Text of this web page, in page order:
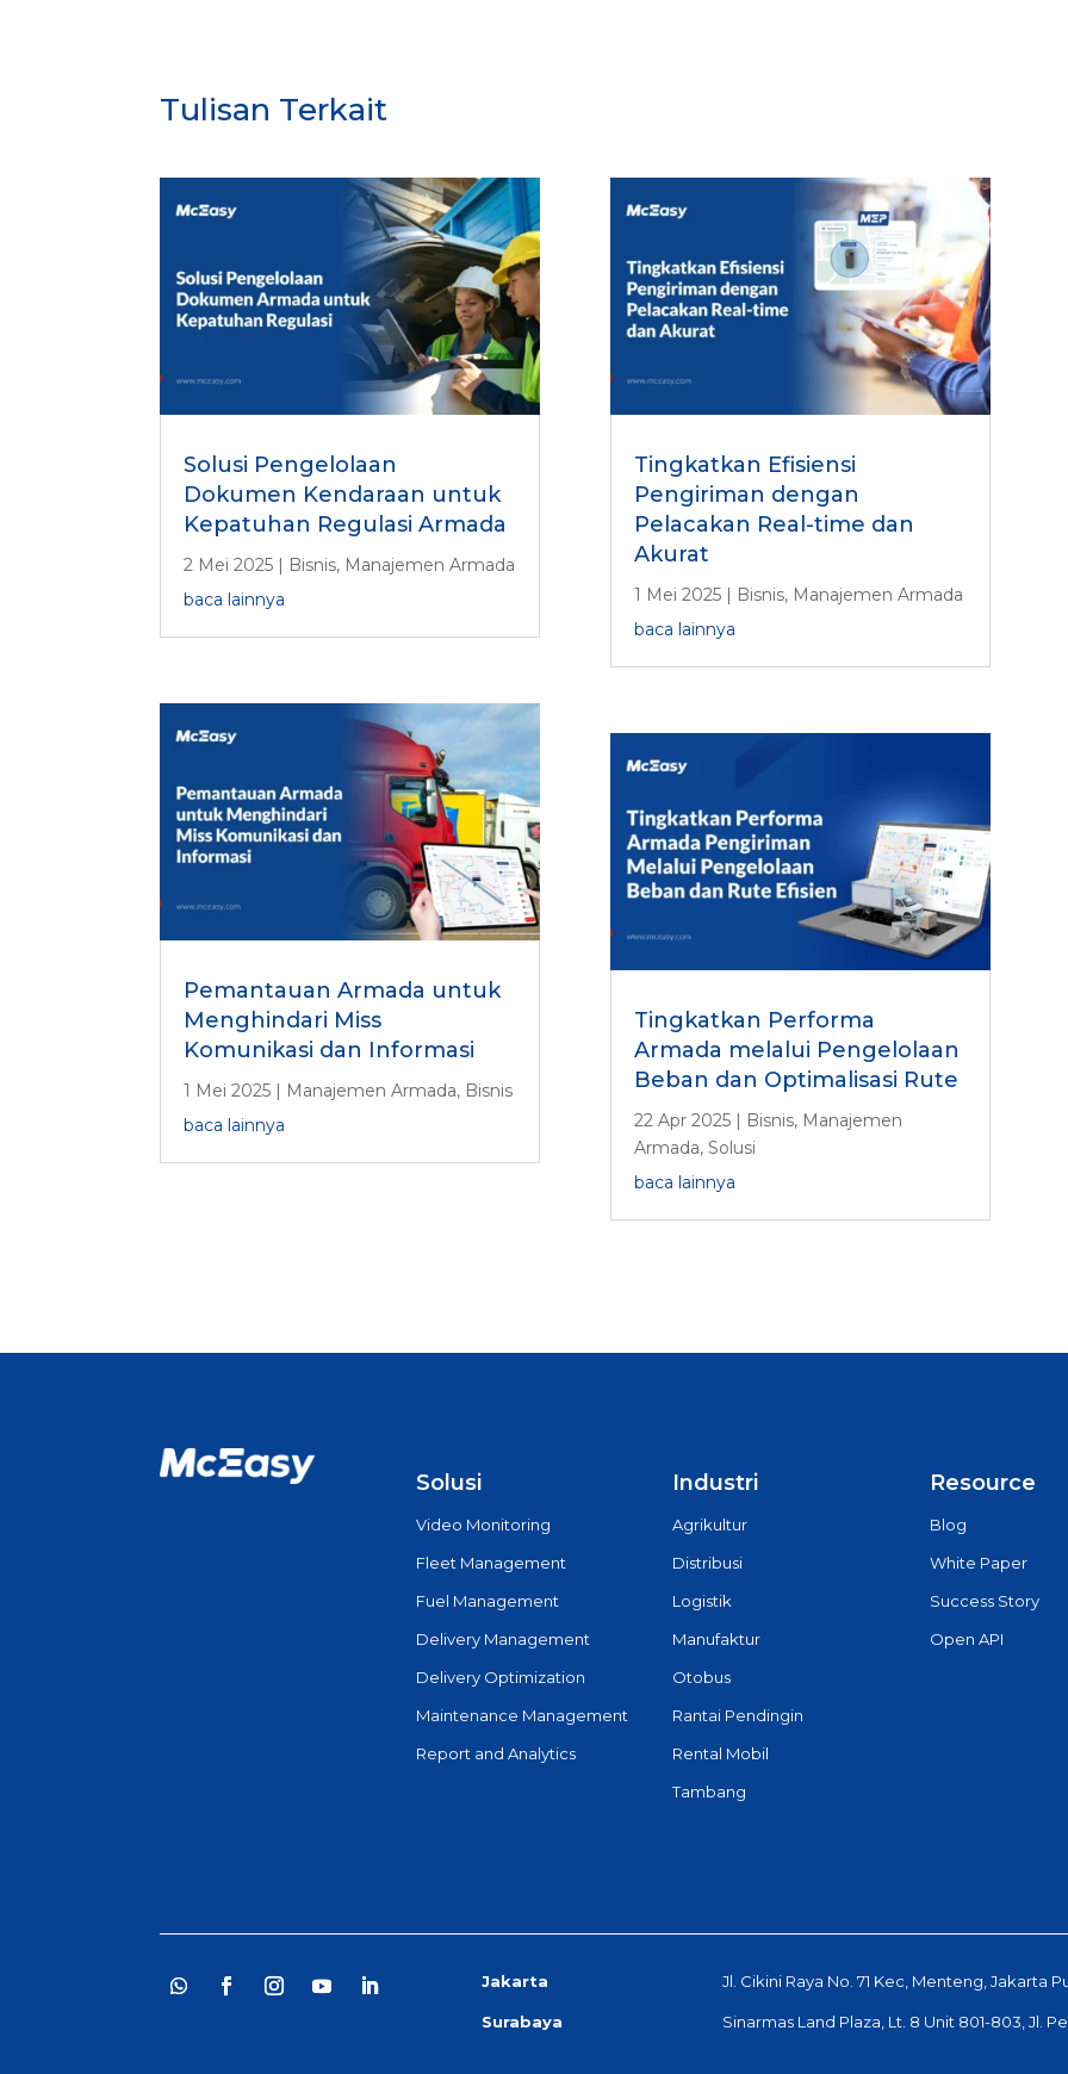
Tulisan Terkait
Solusi Pengelolaan
Dokumen Kendaraan untuk
Kepatuhan Regulasi Armada
2 Mei 2025 Bisnis, Manajemen Armada
baca lainnya
Pemantauan Armada untuk
Menghindari Miss
Komunikasi dan Informasi
1 Mei 2025 | Manajemen Armada, Bisnis
baca lainnya
Tingkatkan Efisiensi
Pengiriman dengan
Pelacakan Real-time dan
Akurat
1 Mei 2025 Bisnis, Manajemen Armada
baca lainnya
Tingkatkan Performa
Armada melalui Pengelolaan
Beban dan Optimalisasi Rute
22 Apr 2025 | Bisnis, Manajemen
Armada,Solusi
baca lainnya
Solusi
Video Monitoring
Fleet Management
Fuel Management
Delivery Management
Delivery Optimization
Maintenance Management
Report and Analytics
Industri
Agrikultur
Distribusi
Logistik
Manufaktur
Otobus
Rantai Pendingin
Rental Mobil
Tambang
Resource
Blog
White Paper
Success Story
Open API
Jakarta Jl. Cikini Raya No. 71 Kec, Menteng, Jakarta
Surabaya Sinarmas Land Plaza, Lt. 8 Unit 801-803, Jl.